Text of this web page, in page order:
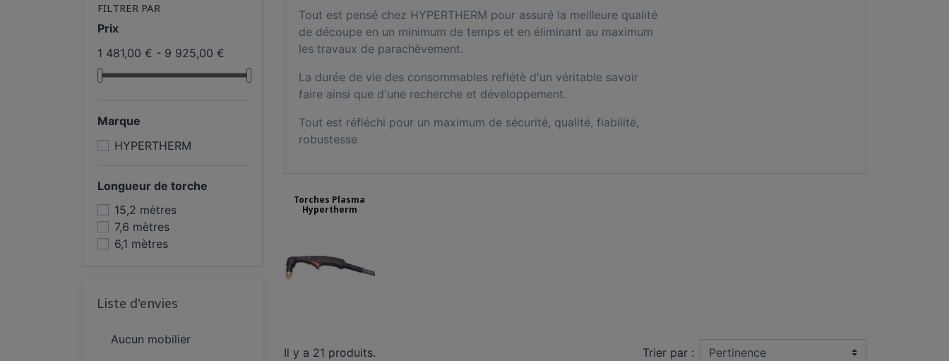
FILTRER PAR
Prix
1 481,00 € - 9 925,00 €
Marque
HYPERTHERM
Longueur de torche
15,2 mètres
7,6 mètres
6,1 mètres
Liste d'envies
Aucun mobilier
Tout est pensé chez HYPERTHERM pour assuré la meilleure qualité
de découpe en un minimum de temps et en éliminant au maximum
les travaux de parachèvement.
La durée de vie des consommables reflétè d'un véritable savoir
faire ainsi que d'une recherche et développement.
Tout est réfléchi pour un maximum de sécurité, qualité, fiabilité,
robustesse
Torches Plasma
Hypertherm
Il y a 21 produits. Trier par :